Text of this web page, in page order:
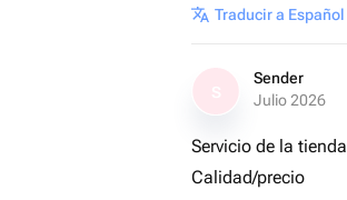
Traducir a Español
Sender
Julio 2026
Servicio de la tienda
Calidad/precio